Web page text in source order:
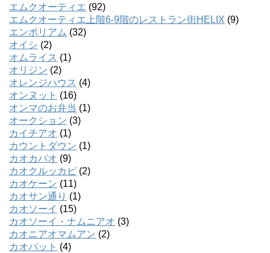
エムクオーティエ (92)
エムクオーティエ上階6-9階のレストラン街HELIX (9)
エンポリアム (32)
オイシ (2)
オムライス (1)
オリジン (2)
オレンジハウス (4)
オンヌット (16)
オンマのお弁当 (1)
オークション (3)
カイチアオ (1)
カウントダウン (1)
カオカパオ (9)
カオクルッカピ (2)
カオケーン (11)
カオサン通り (1)
カオソーイ (15)
カオソーイ・ナムニアオ (3)
カオニアオマムアン (2)
カオパット (4)